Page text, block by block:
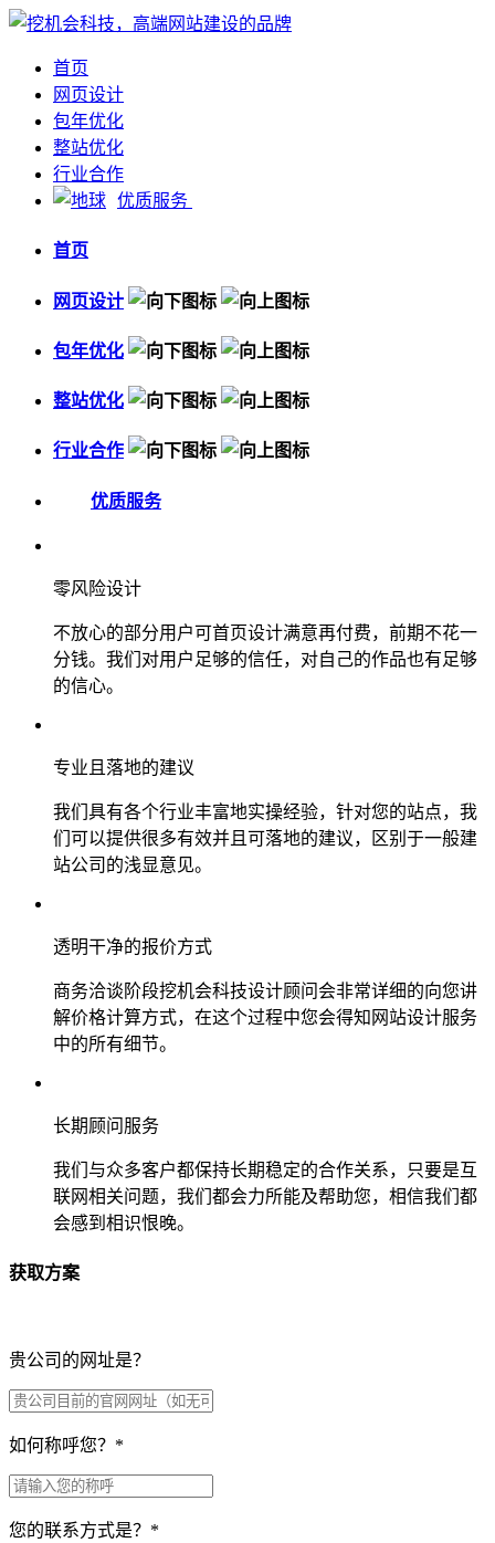
首页
网页设计
包年优化
整站优化
行业合作
优质服务
首页
网页设计
包年优化
整站优化
行业合作
优质服务
零风险设计
不放心的部分用户可首页设计满意再付费，前期不花一
分钱。我们对用户足够的信任，对自己的作品也有足够
的信心。
专业且落地的建议
我们具有各个行业丰富地实操经验，针对您的站点，我
们可以提供很多有效并且可落地的建议，区别于一般建
站公司的浅显意见。
透明干净的报价方式
商务洽谈阶段挖机会科技设计顾问会非常详细的向您讲
解价格计算方式，在这个过程中您会得知网站设计服务
中的所有细节。
长期顾问服务
我们与众多客户都保持长期稳定的合作关系，只要是互
联网相关问题，我们都会力所能及帮助您，相信我们都
会感到相识恨晚。
获取方案
贵公司的网址是？
如何称呼您？ *
您的联系方式是？ *